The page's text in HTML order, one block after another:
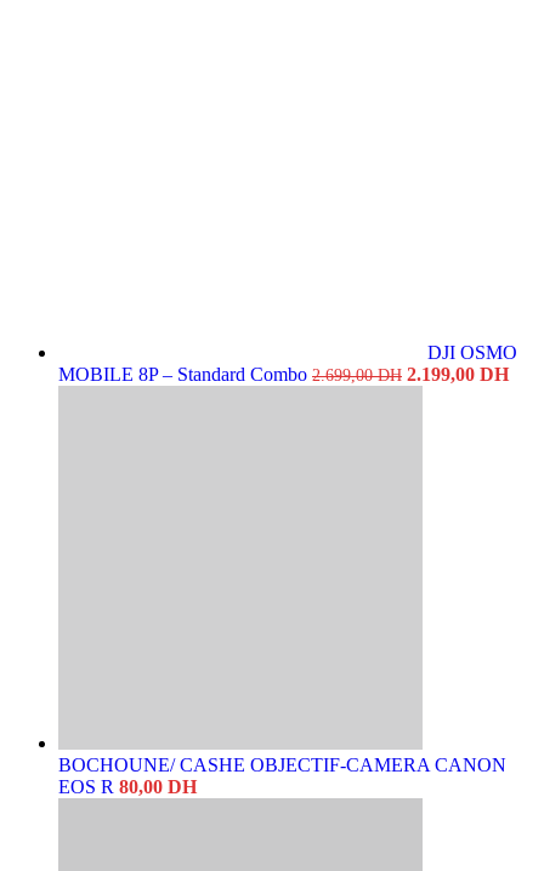
DJI OSMO
MOBILE 8P – Standard Combo 2.699,00DH Original
2.199,00 DH
BOCHOUNE/ CASHE OBJECTIF-CAMERA CANON
EOS R 80,00 DH